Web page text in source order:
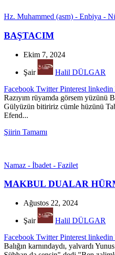
Hz. Muhammed (asm) - Enbiya -
BAŞTACIM
Ekim 7, 2024
Şair
Halil DÜLGAR
Facebook Twitter Pinterest linkedin
Razıyım rüyamda görsem yüzünü
Gülyüzün bitiririz cümle hüzünü
Efend...
Şiirin Tamamı
Namaz - İbadet - Fazilet
MAKBUL DUALAR
Ağustos 22, 2024
Şair
Halil DÜLGAR
Facebook Twitter Pinterest linkedin
Balığın karnındaydı, yalvardı